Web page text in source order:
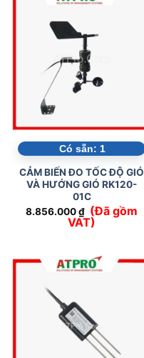
Có sẵn: 1
CẢM BIẾN ĐO TỐC ĐỘ GIÓ
VÀ HƯỚNG GIÓ RK120-
01C
8.856.000₫ (Đã gồm
VAT)